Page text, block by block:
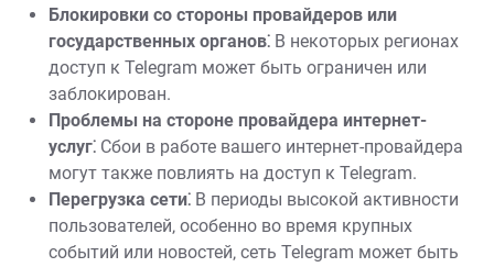
Блокировки со стороны провайдеров или
государственных органов⁚ В некоторых регионах
доступ к Telegram может быть ограничен или
заблокирован.
Проблемы на стороне провайдера интернет-
услуг⁚ Сбои в работе вашего интернет-провайдера
могут также повлиять на доступ к Telegram.
Перегрузка сети⁚ В периоды высокой активности
пользователей‚ особенно во время крупных
событий или новостей‚ сеть Telegram может быть